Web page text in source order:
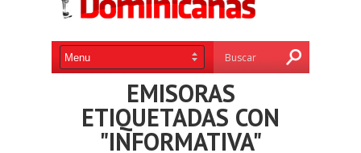
EMISORAS
ETIQUETADAS CON
"INFORMATIVA"